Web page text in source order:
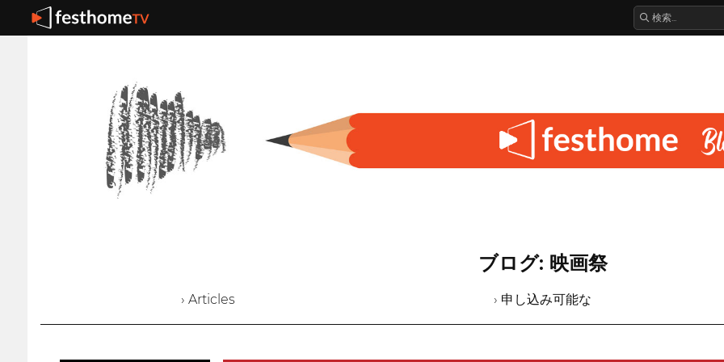
ブログ: 映画祭
› Articles › 申し込み可能な